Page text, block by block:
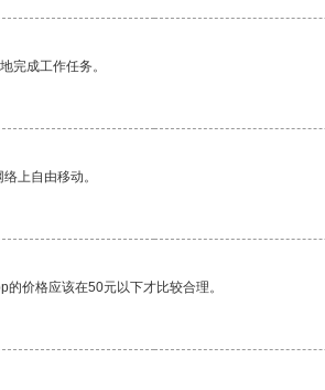
完成工作任务。
上自由移动。
价格应该在50元以下才比较合理。